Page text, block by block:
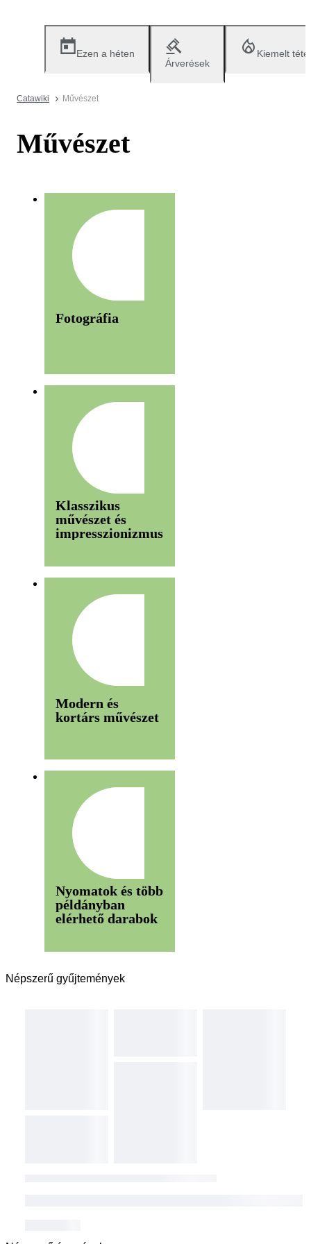
Ezen a héten
Árverések
Kiemelt
Catawiki Művészet
Művészet
Fotográfia
Klasszikus
művészet és
impresszionizmus
Modern és
kortárs művészet
Nyomatok és több
példányban
elérhető darabok
Népszerű gyűjtemények